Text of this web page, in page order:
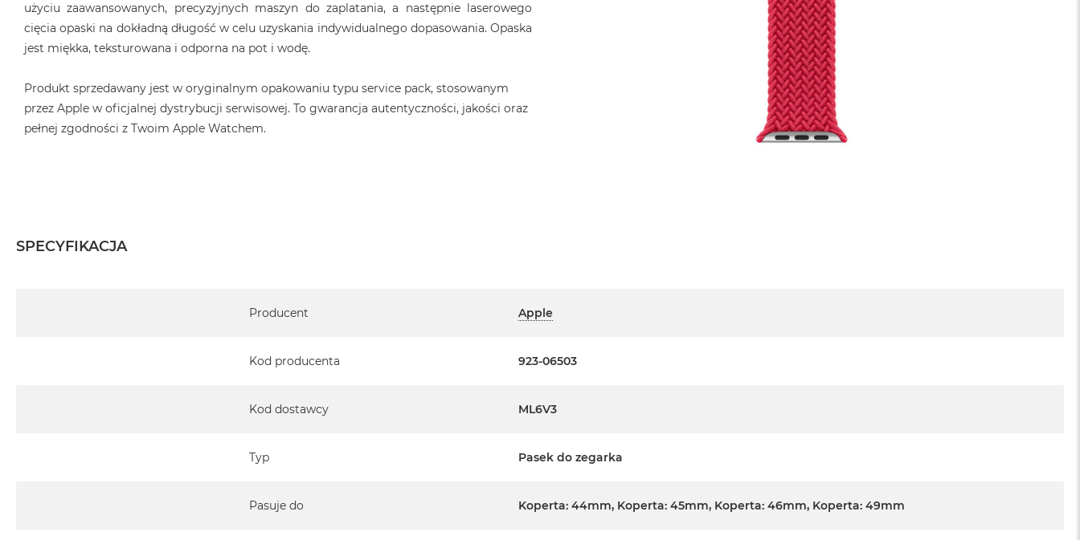
użyciu zaawansowanych, precyzyjnych maszyn do zaplatania, a następnie laserowego
cięcia opaski na dokładną długość w celu uzyskania indywidualnego dopasowania. Opaska
jest miękka, teksturowana i odporna na pot i wodę.
Produkt sprzedawany jest w oryginalnym opakowaniu typu service pack, stosowanym
przez Apple w oficjalnej dystrybucji serwisowej. To gwarancja autentyczności, jakości oraz
pełnej zgodności z Twoim Apple Watchem.
SPECYFIKACJA
Producent
Apple
Kod producenta 923-06503
Kod dostawcy ML6V3
Typ Pasek do zegarka
Pasuje do Koperta: 44mm, Koperta: 45mm, Koperta: 46mm, Koperta: 49mm